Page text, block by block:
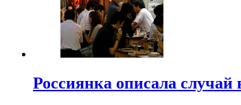
Россиянка описала случай